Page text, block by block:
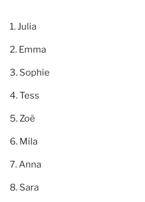
Julia
Emma
Sophie
Tess
Zoë
Mila
Anna
Sara